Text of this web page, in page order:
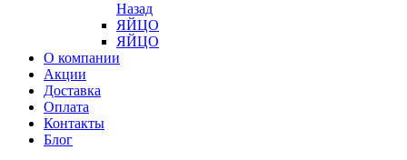
Назад
ЯЙЦО
ЯЙЦО
О компании
Акции
Доставка
Оплата
Контакты
Блог